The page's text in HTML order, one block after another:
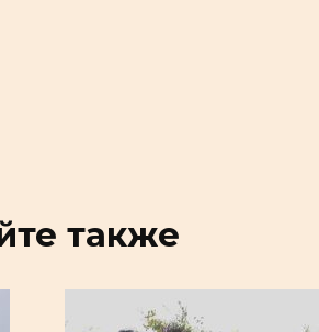
также